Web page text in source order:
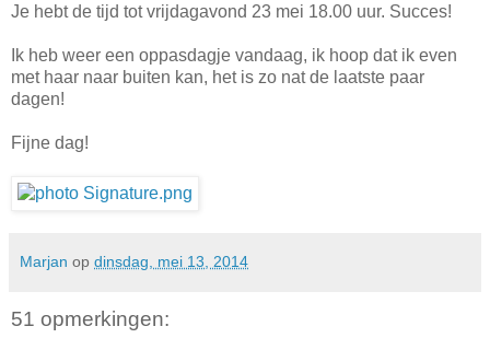
Je hebt de tijd tot vrijdagavond 23 mei 18.00 uur. Succes!
Ik heb weer een oppasdagje vandaag, ik hoop dat ik even
met haar naar buiten kan, het is zo nat de laatste paar
dagen!
Fijne dag!
Marjan op dinsdag, mei 13, 2014
51 opmerkingen: